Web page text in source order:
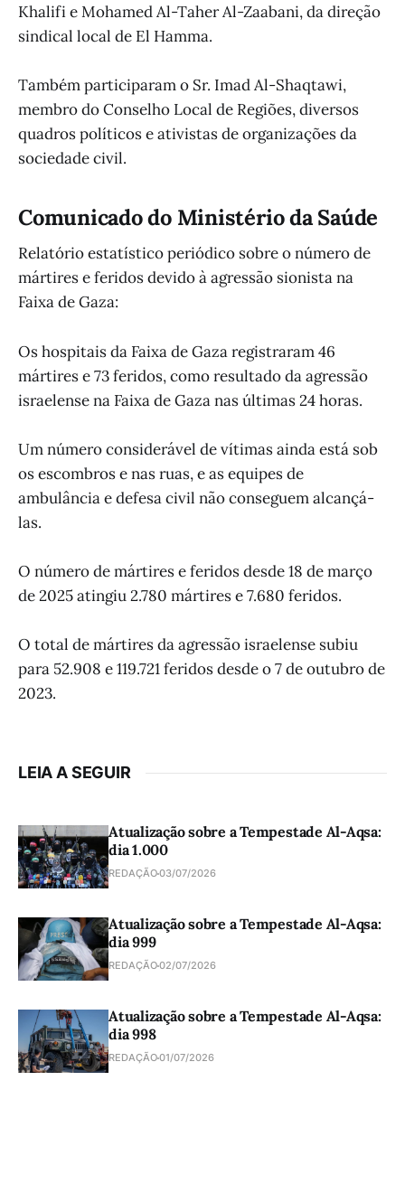
Khalifi e Mohamed Al-Taher Al-Zaabani, da direção
sindical local de El Hamma.
Também participaram o Sr. Imad Al-Shaqtawi,
membro do Conselho Local de Regiões, diversos
quadros políticos e ativistas de organizações da
sociedade civil.
Comunicado do Ministério da Saúde
Relatório estatístico periódico sobre o número de
mártires e feridos devido à agressão sionista na
Faixa de Gaza:
Os hospitais da Faixa de Gaza registraram 46
mártires e 73 feridos, como resultado da agressão
israelense na Faixa de Gaza nas últimas 24 horas.
Um número considerável de vítimas ainda está sob
os escombros e nas ruas, e as equipes de
ambulância e defesa civil não conseguem alcançá-
las.
O número de mártires e feridos desde 18 de março
de 2025 atingiu 2.780 mártires e 7.680 feridos.
O total de mártires da agressão israelense subiu
para 52.908 e 119.721 feridos desde o 7 de outubro de
2023.
LEIA A SEGUIR
Atualização sobre a Tempestade Al-Aqsa:
dia 1.000
REDAÇÃO03/07/2026
Atualização sobre a Tempestade Al-Aqsa:
dia 999
REDAÇÃO02/07/2026
Atualização sobre a Tempestade Al-Aqsa:
dia 998
REDAÇÃO01/07/2026